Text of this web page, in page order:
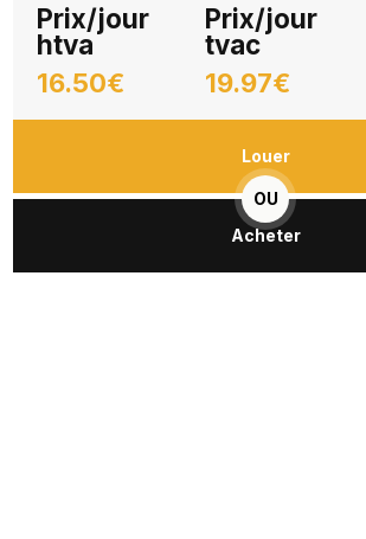
Prix/jour
htva
16.50€
Prix/jour
tvac
19.97€
Louer
OU
Acheter